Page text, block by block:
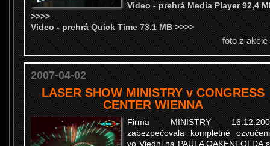
Video - prehrá Media Player 92,4
>>>>
Video - prehrá Quick Time 73.1 MB >>>>
foto z akcie
2007-04-02
LASER SHOW MINISTRY v CONGRESS
CENTER WIENNA
Firma MINISTRY
zabezpečovala kompletné
vo Viedni na PAULA OAKENFOLDA